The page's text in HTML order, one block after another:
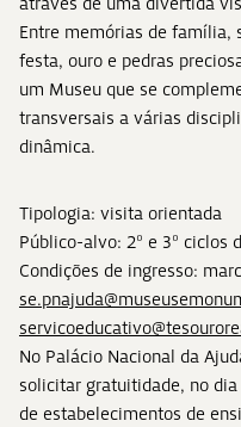
Entre memórias de família,
festa, ouro e pedras
um Museu que se
transversais a várias
dinâmica.
Tipologia: visita orientada
Público-alvo: 2º e 3º ciclos
Condições de ingresso:
No Palácio Nacional da
solicitar gratuitidade, no
de estabelecimentos de